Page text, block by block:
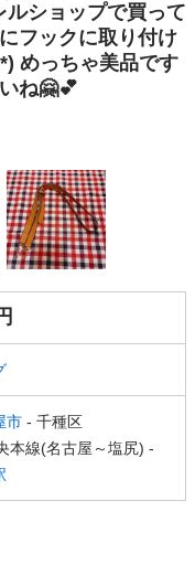
ショップで買って
フックに取り付け
めっちゃ美品です
ね🤗💕
市 - 千種区
本線(名古屋～塩尻) -